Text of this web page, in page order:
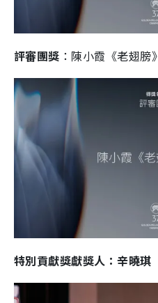
評審團獎 ：陳小霞《老翅膀》
特別貢獻獎獻獎人：辛曉琪